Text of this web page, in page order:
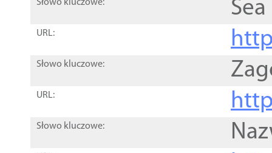
Słowo kluczowe:
URL:
Słowo kluczowe:
URL:
Słowo kluczowe: